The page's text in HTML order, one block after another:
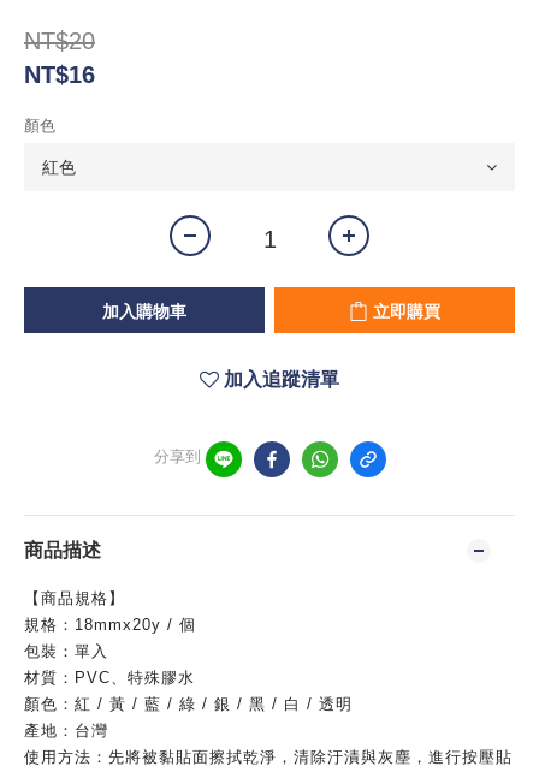
NT$20
NT$16
顏色
加入購物車 立即購買
加入追蹤清單
分享到
商品描述
【商品規格】
規格： 18mmx20y / 個
包裝：單入
材質： PVC、特殊膠水
顏色：紅 / 黃 / 藍 / 綠 / 銀 / 黑 / 白 / 透明
產地：台灣
使用方法：先將被黏貼面擦拭乾淨，清除汙漬與灰塵，進行按壓貼